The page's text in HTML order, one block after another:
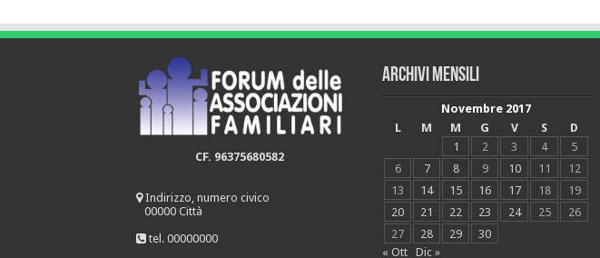
CF. 96375680582
Indirizzo, numero civico
00000 Città
tel. 00000000
Archivi mensili
Novembre 2017
L
M M G V S
D
1
2 3 4
5
6
7 8 9 10 11
12
13
14 15 16 17 18
19
20
21 22 23 24 25
26
27
28 29
30
« Ott
Dic »